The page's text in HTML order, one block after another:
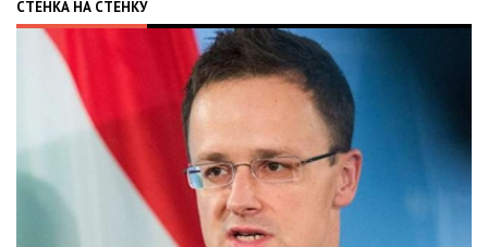
СТЕНКА НА СТЕНКУ